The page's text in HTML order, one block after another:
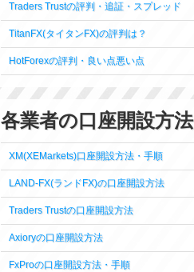
Traders Trustの評判・追証・スプレッド
TitanFX(タイタンFX)の評判は？
HotForexの評判・良い点悪い点
各業者の口座開設方法
XM(XEMarkets)口座開設方法・手順
LAND-FX(ランドFX)の口座開設方法
Traders Trustの口座開設方法
Axioryの口座開設方法
FxProの口座開設方法・手順